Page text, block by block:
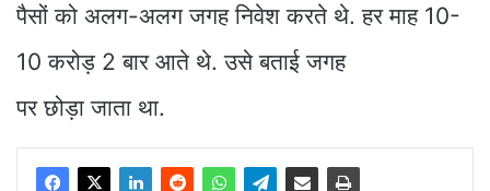
पैसों को अलग-अलग जगह निवेश करते थे. हर माह 10-
10 करोड़ 2 बार आते थे. उसे बताई जगह
पर छोड़ा जाता था.